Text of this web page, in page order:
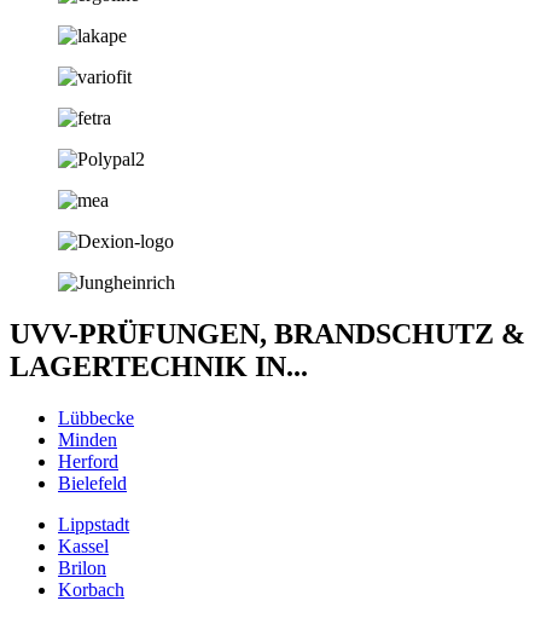
UVV-PRÜFUNGEN, BRANDSCHUTZ &
LAGERTECHNIK IN...
Lübbecke
Minden
Herford
Bielefeld
Lippstadt
Kassel
Brilon
Korbach